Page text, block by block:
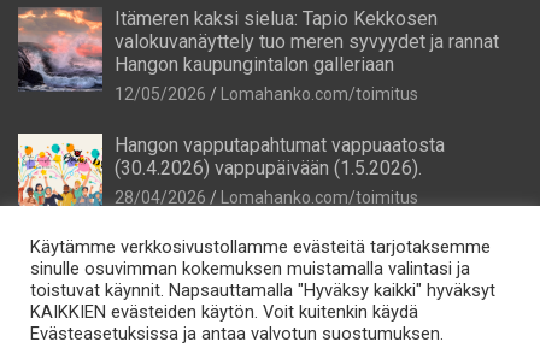
Itämeren kaksi sielua: Tapio Kekkosen
valokuvanäyttely tuo meren syvyydet ja rannat
Hangon kaupungintalon galleriaan
12/05/2026 Lomahanko.com/toimitus
Hangon vapputapahtumat vappuaatosta
(30.4.2026) vappupäivään (1.5.2026).
28/04/2026 Lomahanko.com/toimitus
Käytämme verkkosivustollamme evästeitä tarjotaksemme
sinulle osuvimman kokemuksen muistamalla valintasi ja
toistuvat käynnit. Napsauttamalla "Hyväksy kaikki" hyväksyt
KAIKKIEN evästeiden käytön. Voit kuitenkin käydä
Evästeasetuksissa ja antaa valvotun suostumuksen.